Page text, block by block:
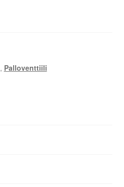
, Palloventtiili